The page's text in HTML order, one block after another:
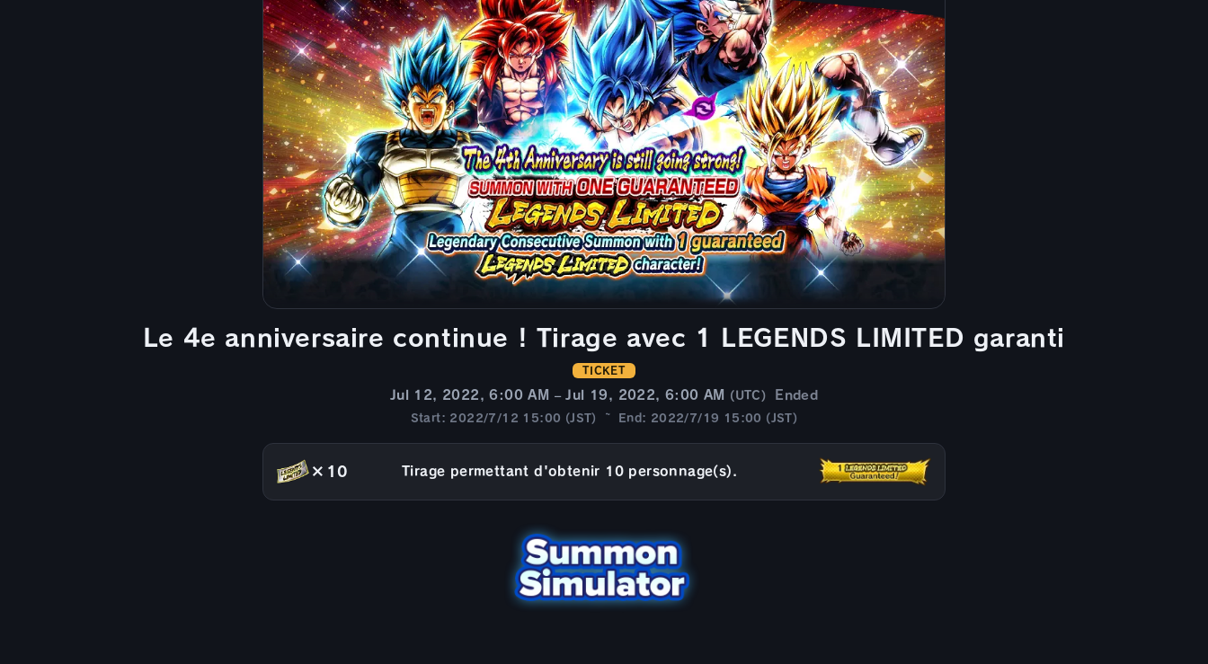
Le 4e anniversaire continue ! Tirage avec 1 LEGENDS LIMITED garanti
TICKET
Jul 12, 2022, 6:00 AM – Jul 19, 2022, 6:00 AM (UTC) Ended
Start: 2022/7/12 15:00 (JST) ~ End: 2022/7/19 15:00 (JST)
×10 Tirage permettant d'obtenir 10 personnage(s).